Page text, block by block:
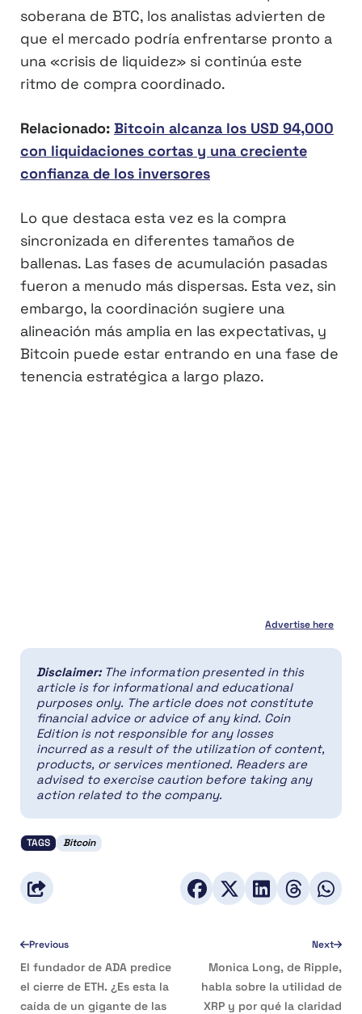
soberana de BTC, los analistas advierten de
que el mercado podría enfrentarse pronto a
una «crisis de liquidez» si continúa este
ritmo de compra coordinado.
Relacionado: Bitcoin alcanza los USD 94,000
con liquidaciones cortas y una creciente
confianza de los inversores
Lo que destaca esta vez es la compra
sincronizada en diferentes tamaños de
ballenas. Las fases de acumulación pasadas
fueron a menudo más dispersas. Esta vez, sin
embargo, la coordinación sugiere una
alineación más amplia en las expectativas, y
Bitcoin puede estar entrando en una fase de
tenencia estratégica a largo plazo.
Advertise here
Disclaimer: The information presented in this
article is for informational and educational
purposes only. The article does not constitute
financial advice or advice of any kind. Coin
Edition is not responsible for any losses
incurred as a result of the utilization of content,
products, or services mentioned. Readers are
advised to exercise caution before taking any
action related to the company.
TAGS Bitcoin
Previous
El fundador de ADA predice
el cierre de ETH. ¿Es esta la
caída de un gigante de las
Next
Monica Long, de Ripple,
habla sobre la utilidad de
XRP y por qué la claridad